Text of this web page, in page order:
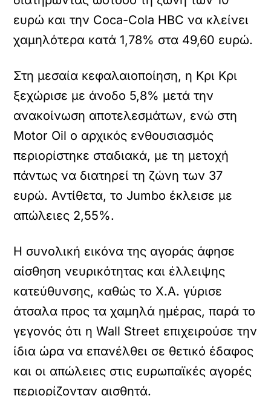
ευρώ και την Coca-Cola HBC να κλείνει
χαμηλότερα κατά 1,78% στα 49,60 ευρώ.
Στη μεσαία κεφαλαιοποίηση, η Κρι Κρι
ξεχώρισε με άνοδο 5,8% μετά την
ανακοίνωση αποτελεσμάτων, ενώ στη
Motor Oil ο αρχικός ενθουσιασμός
περιορίστηκε σταδιακά, με τη μετοχή
πάντως να διατηρεί τη ζώνη των 37
ευρώ. Αντίθετα, το Jumbo έκλεισε με
απώλειες 2,55%.
Η συνολική εικόνα της αγοράς άφησε
αίσθηση νευρικότητας και έλλειψης
κατεύθυνσης, καθώς το Χ.Α. γύρισε
άτσαλα προς τα χαμηλά ημέρας, παρά το
γεγονός ότι η Wall Street επιχειρούσε την
ίδια ώρα να επανέλθει σε θετικό έδαφος
και οι απώλειες στις ευρωπαϊκές αγορές
περιορίζονταν αισθητά.